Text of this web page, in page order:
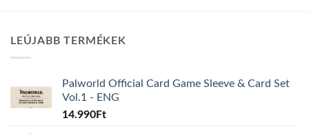
LEÚJABB TERMÉKEK
Palworld Official Card Game Sleeve & Card Set
Vol.1 - ENG
14.990Ft